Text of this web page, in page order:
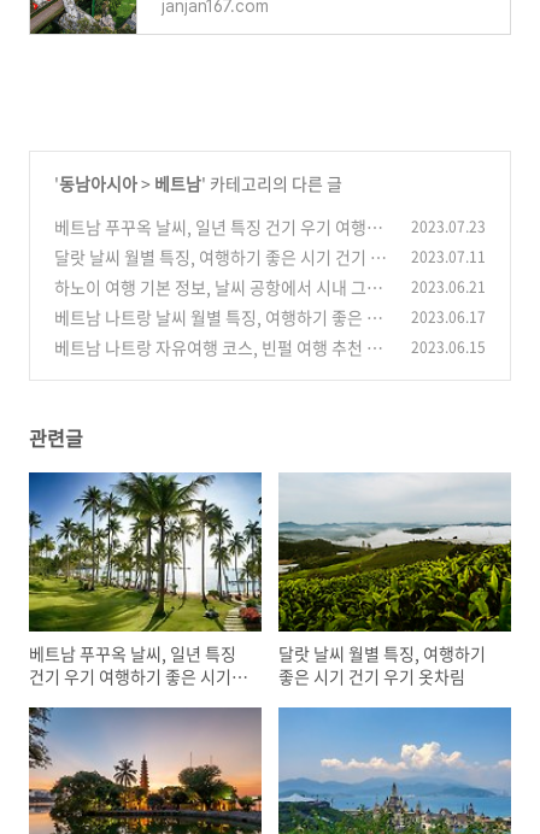
janjan167.com
'동남아시아> 베트남' 카테고리의 다른 글
베트남 푸꾸옥 날씨, 일년 특징 건기 우기 여행하
기 좋은 시기 옷차림
(0)
2023.07.23
달랏 날씨 월별 특징, 여행하기 좋은 시기 건기 우
기 옷차림
(0)
2023.07.11
하노이 여행 기본 정보, 날씨 공항에서 시내 그랩
바이크 대중교통 전압 (0)
2023.06.21
베트남 나트랑 날씨 월별 특징, 여행하기 좋은 시
기 건기 우기 성수기 옷차림 (0)
2023.06.17
베트남 나트랑 자유여행 코스, 빈펄 여행 추천 가
2023.06.15
관련글
베트남 푸꾸옥 날씨, 일년 특징
건기 우기 여행하기 좋은 시기
달랏 날씨 월별 특징, 여행하기
좋은 시기 건기 우기 옷차림